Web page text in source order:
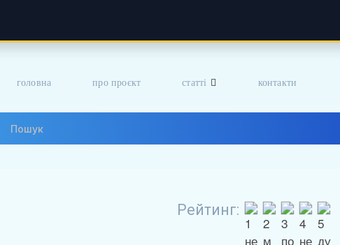
головна про проєкт статті контакти
Рейтинг: